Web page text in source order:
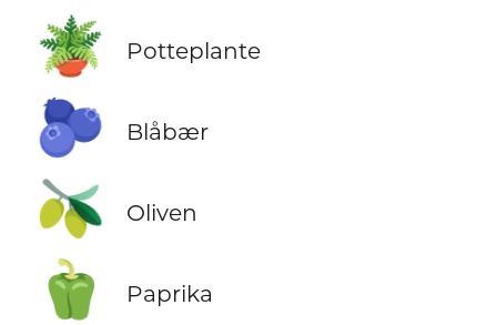
🪴 Potteplante
🫐 Blåbær
🫒 Oliven
🫑 Paprika